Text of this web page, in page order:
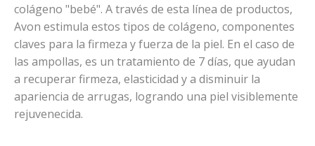
colágeno "bebé". A través de esta línea de productos,
Avon estimula estos tipos de colágeno, componentes
claves para la firmeza y fuerza de la piel. En el caso de
las ampollas, es un tratamiento de 7 días, que ayudan
a recuperar firmeza, elasticidad y a disminuir la
apariencia de arrugas, logrando una piel visiblemente
rejuvenecida.